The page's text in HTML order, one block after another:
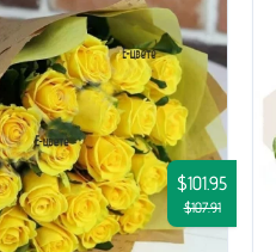
$101.95
$107.91